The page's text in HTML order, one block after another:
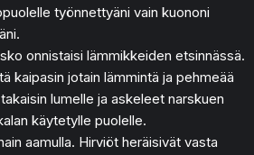
työnnettyäni vain kuononi
onnistaisi lämmikkeiden etsinnässä.
kaipasin jotain lämmintä ja pehmeää
lumelle ja askeleet narskuen
käytetylle puolelle.
aamulla. Hirviöt heräisivät vasta